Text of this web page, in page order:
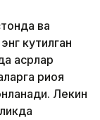
ва
кутилган
асрлар
риоя
Лекин